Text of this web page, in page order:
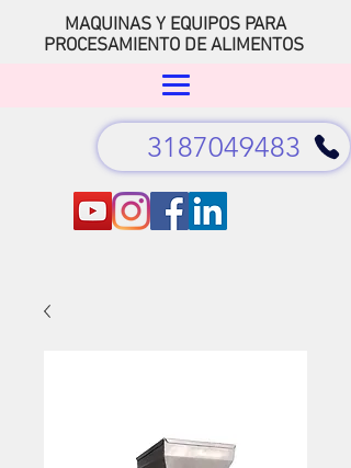
MAQUINAS Y EQUIPOS PARA
PROCESAMIENTO DE ALIMENTOS
3187049483